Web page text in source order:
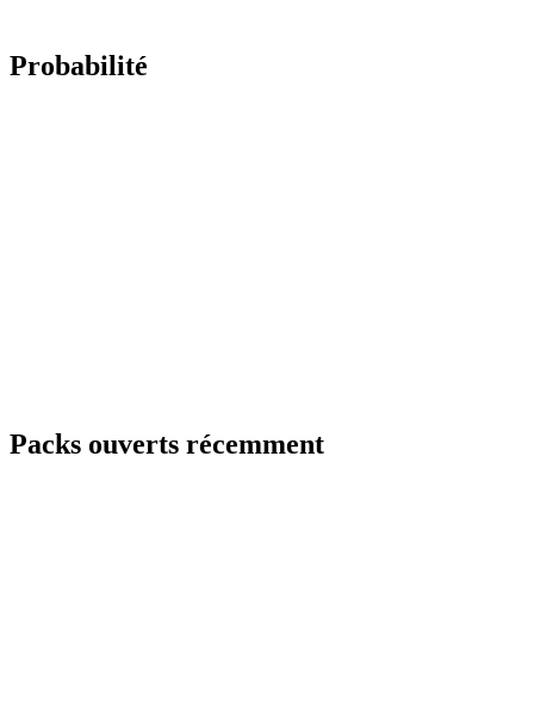
Probabilité
Packs ouverts récemment